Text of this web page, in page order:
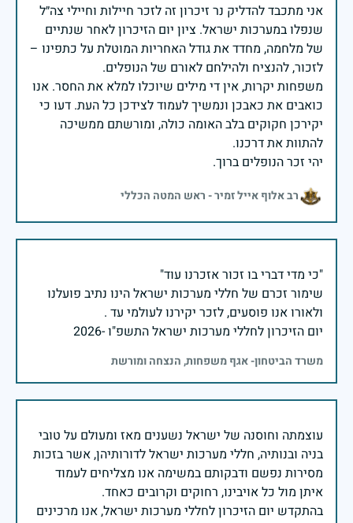
אני מתכבד להדליק נר זיכרון זה לזכר חיילות וחיילי צה״ל
שנפלו במערכות ישראל. ציון יום הזיכרון לאחר שנתיים
של מלחמה, מחדד את גודל האחריות המוטלת על כתפינו –
משפחות יקרות, אין די מילים שיוכלו למלא את החסר. אנו
כואבים את כאבכן ונמשיך לעמוד לצידכן כל העת. דעו כי
יקירכן חקוקים בלב האומה כולה, ומורשתם ממשיכה
יהי זכר הנופלים ברוך.
רב אלוף אייל זמיר - ראש המטה הכללי
שימור זכרם של חללי מערכות ישראל הינו נתיב פועלנו
יום הזיכרון לחללי מערכות ישראל התשפ"ו -2026
משרד הביטחון- אגף משפחות, הנצחה ומורשת
עוצמתה וחוסנה של ישראל נשענים מאז ומעולם על טובי
בניה ובנותיה, חללי מערכות ישראל לדורותיהן, אשר בזכות
מסירות נפשם ודבקותם במשימה אנו מצליחים לעמוד
בהתקדש יום הזיכרון לחללי מערכות ישראל, אנו מרכינים